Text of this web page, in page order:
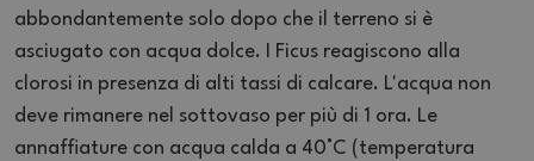
abbondantemente solo dopo che il terreno si è
asciugato con acqua dolce. I Ficus reagiscono alla
clorosi in presenza di alti tassi di calcare. L'acqua non
deve rimanere nel sottovaso per più di 1 ora. Le
annaffiature con acqua calda a 40°C (temperatura